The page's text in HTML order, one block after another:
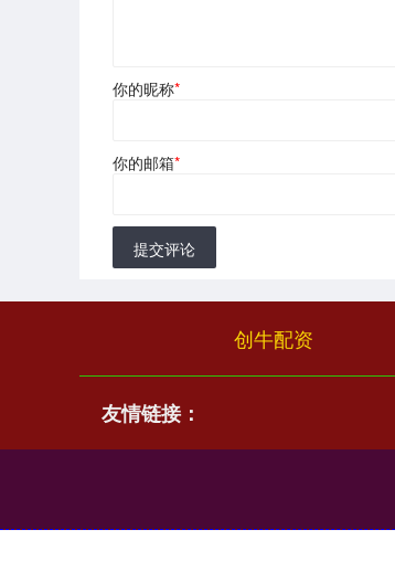
你的昵称*
你的邮箱*
提交评论
创牛配资
友情链接：